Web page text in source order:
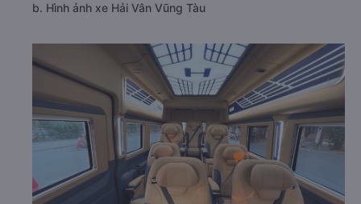
b. Hình ảnh xe Hải Vân Vũng Tàu